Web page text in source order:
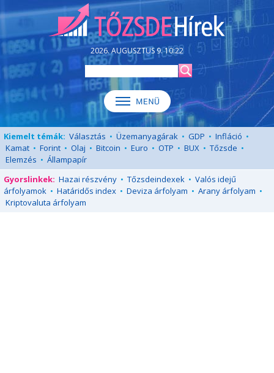
2026. AUGUSZTUS 9. 10:22
Kiemelt témák: Választás • Üzemanyagárak • GDP • Infláció •
Kamat • Forint • Olaj • Bitcoin • Euro • OTP • BUX • Tőzsde •
Elemzés • Állampapír
Gyorslinkek: Hazai részvény • Tőzsdeindexek • Valós idejű
árfolyamok • Határidős index • Deviza árfolyam • Arany árfolyam •
Kriptovaluta árfolyam